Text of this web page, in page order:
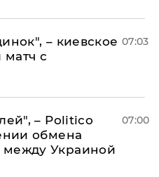
– киевское
матч с
07:03
– Politico
обмена
Украиной
07:00